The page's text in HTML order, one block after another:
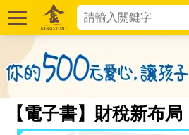
【電子書】財稅新布局